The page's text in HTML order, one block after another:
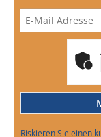
Riskieren Sie einen